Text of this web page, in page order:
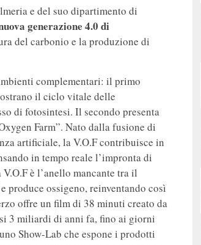
e del suo dipartimento di
generazione 4.0 di
del carbonio e la produzione di
complementari: il primo
il ciclo vitale delle
di fotosintesi. Il secondo presenta
Farm”. Nato dalla fusione di
artificiale, la V.O.F contribuisce in
in tempo reale l’impronta di
è l’anello mancante tra il
produce ossigeno, reinventando così
offre un film di 38 minuti creato da
3 miliardi di anni fa, fino ai giorni
Show-Lab che espone i prodotti